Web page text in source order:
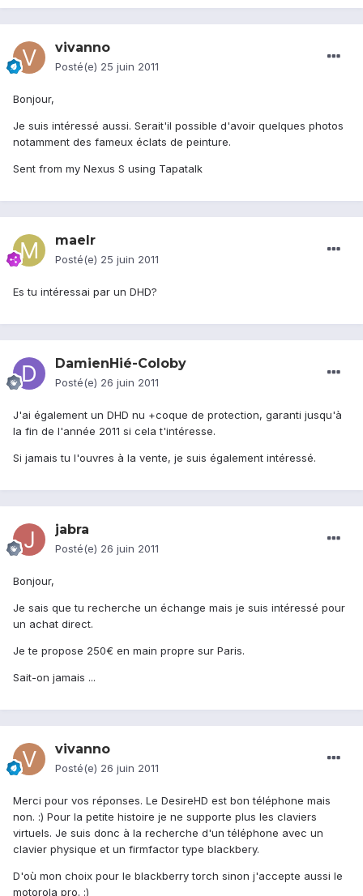
vivanno
Posté(e) 25 juin 2011
Bonjour,
Je suis intéressé aussi. Serait'il possible d'avoir quelques photos
notamment des fameux éclats de peinture.
Sent from my Nexus S using Tapatalk
maelr
Posté(e) 25 juin 2011
Es tu intéressai par un DHD?
DamienHié-Coloby
Posté(e) 26 juin 2011
J'ai également un DHD nu +coque de protection, garanti jusqu'à
la fin de l'année 2011 si cela t'intéresse.
Si jamais tu l'ouvres à la vente, je suis également intéressé.
jabra
Posté(e) 26 juin 2011
Bonjour,
Je sais que tu recherche un échange mais je suis intéressé pour
un achat direct.
Je te propose 250€ en main propre sur Paris.
Sait-on jamais ...
vivanno
Posté(e) 26 juin 2011
Merci pour vos réponses. Le DesireHD est bon téléphone mais
non. :) Pour la petite histoire je ne supporte plus les claviers
virtuels. Je suis donc à la recherche d'un téléphone avec un
clavier physique et un firmfactor type blackbery.
D'où mon choix pour le blackberry torch sinon j'accepte aussi le
motorola pro. :)